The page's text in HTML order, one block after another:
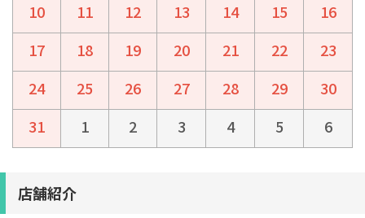
10
11 12 13 14 15
16
17
18 19 20 21 22
23
24
25 26 27 28 29
30
31
1 2 3 4 5 6
店舗紹介